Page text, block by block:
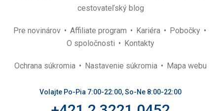
cestovateľský blog
Pre novinárov Affiliate program Kariéra
Pobočky
O spoločnosti
Kontakty
Ochrana súkromia Nastavenie súkromia Mapa webu
Volajte Po-Pia 7:00-22:00, So-Ne 8:00-22:00